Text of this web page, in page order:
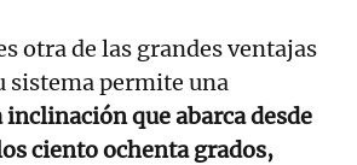
otra de las grandes ventajas
sistema permite una
que abarca desde
ciento ochenta grados,